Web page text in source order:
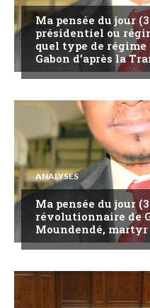
Ma pensée du jour
présidentiel ou
quel type de
Gabon d’après la
ANALYSES
Ma pensée du jour
révolutionnaire de
Moundendé,